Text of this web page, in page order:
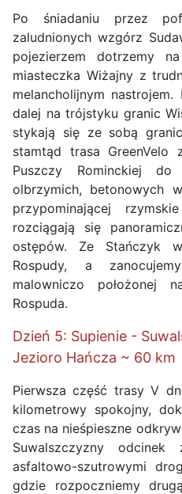
Po śniadaniu przez
zaludnionych wzgórz
pojezierzem dotrzemy
miasteczka Wiżajny z
melancholijnym
dalej na trójstyku granic
stykają się ze sobą
stamtąd trasa GreenVelo
Puszczy Rominckiej
olbrzymich, betonowych
przypominającej
rozciągają się
ostępów. Ze Stańczyk
Rospudy, a
malowniczo położonej
Rospuda.
Dzień 5: Supienie -
Jezioro Hańcza ~ 60 km
Pierwsza część trasy V
kilometrowy spokojny,
czas na nieśpieszne
Suwalszczyzny
asfaltowo-szutrowymi
gdzie rozpoczniemy